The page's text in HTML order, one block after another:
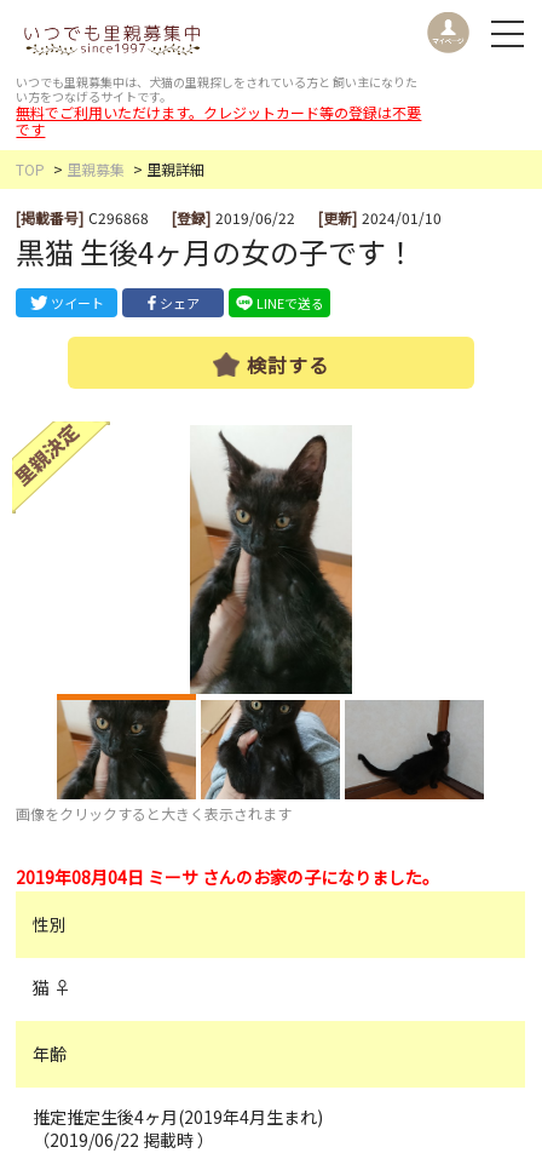
いつでも里親募集中は、犬猫の里親探しをされている方と 飼い主になりた
い方をつなげるサイトです。
無料でご利用いただけます。クレジットカード等の登録は不要
です
TOP
里親募集 里親詳細
[掲載番号] C296868 [登録] 2019/06/22 [更新] 2024/01/10
黒猫 生後4ヶ月の女の子です！
ツイート シェア LINEで送る
検討する
画像をクリックすると大きく表示されます
2019年08月04日 ミーサ さんのお家の子になりました。
性別
猫 ♀
年齢
推定推定生後4ヶ月(2019年4月生まれ)
（2019/06/22 掲載時 ）